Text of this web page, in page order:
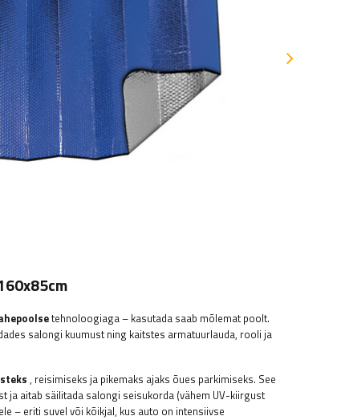
tehnoloogiaga – kasutada saab mõlemat poolt.
salongi kuumust ning kaitstes armatuurlauda, ​​rooli ja
, reisimiseks ja pikemaks ajaks õues parkimiseks. See
ja aitab säilitada salongi seisukorda (vähem UV-kiirgust
– eriti suvel või kõikjal, kus auto on intensiivse